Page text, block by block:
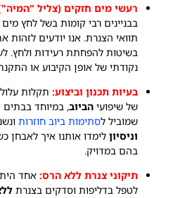
רעשי מים חזקים (צליל
בבניינים רבי קומות בשל לחץ מים
תוואי הצנרת. אנו יודעים לזהות
בשיטות להפחתת רעידות ולחץ.
נקודתי של אופן הקיבוע או
בעיות תכנון וביצוע:תקלות
של שיפועי הביוב, במיוחד
שמוביל לסתימות ביוב חוזרות
וניסיוןלימדו אותנו איך לאבחן
בהם במדויק.
תיקוני צנרת ללא הרס:אחד
לטפל בדליפות וסדקים בצנרת